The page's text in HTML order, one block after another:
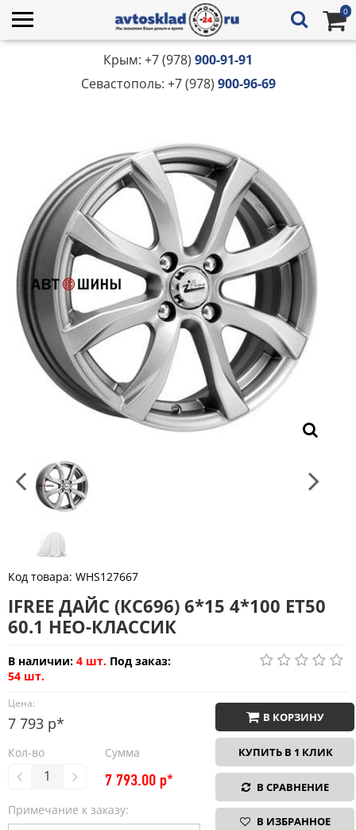
0
Крым: +7 (978) 900-91-91
Севастополь: +7 (978) 900-96-69
Код товара: WHS127667
IFREE ДАЙС (КС696) 6*15 4*100 ET50
60.1 НЕО-КЛАССИК
В наличии: 4 шт. Под заказ:
54 шт.
Цена:
7 793 р*
Кол-во Сумма
7 793.00 р*
Примечание к заказу:
В КОРЗИНУ
КУПИТЬ В 1 КЛИК
В СРАВНЕНИЕ
В ИЗБРАННОЕ